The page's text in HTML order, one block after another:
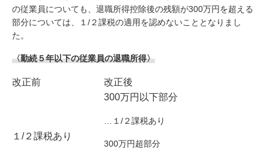
の従業員についても、退職所得控除後の残額が300万円を超える
部分については、１/２課税の適用を認めないこととなりまし
た。
〈勤続５年以下の従業員の退職所得〉
改正前 改正後
１/２課税あり
300万円以下部分
…１/２課税あり
300万円超部分